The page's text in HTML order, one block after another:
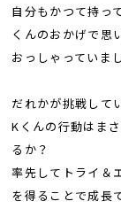
自分もかつて持っ
くんのおかげで思
おっしゃっていま
だれかが挑戦して
Kくんの行動はま
るか？
率先してトライ＆
を得ることで成長